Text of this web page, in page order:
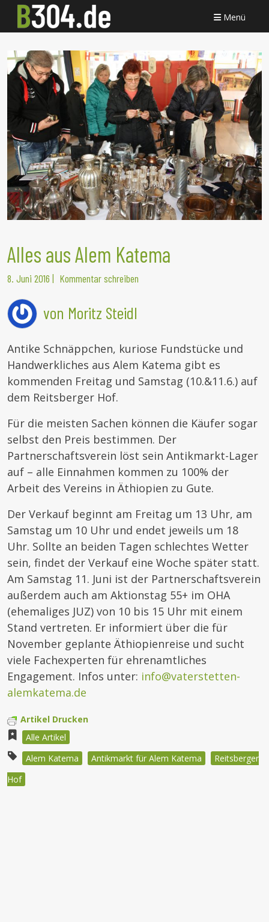
Menü
Alles aus Alem Katema
8. Juni 2016 | Kommentar schreiben
von Moritz Steidl
Antike Schnäppchen, kuriose Fundstücke und
Handwerkliches aus Alem Katema gibt es
kommenden Freitag und Samstag (10.&11.6.) auf
dem Reitsberger Hof.
Für die meisten Sachen können die Käufer sogar
selbst den Preis bestimmen. Der
Partnerschaftsverein löst sein Antikmarkt-Lager
auf – alle Einnahmen kommen zu 100% der
Arbeit des Vereins in Äthiopien zu Gute.
Der Verkauf beginnt am Freitag um 13 Uhr, am
Samstag um 10 Uhr und endet jeweils um 18
Uhr. Sollte an beiden Tagen schlechtes Wetter
sein, findet der Verkauf eine Woche später statt.
Am Samstag 11. Juni ist der Partnerschaftsverein
außerdem auch am Aktionstag 55+ im OHA
(ehemaliges JUZ) von 10 bis 15 Uhr mit einem
Stand vertreten. Er informiert über die für
November geplante Äthiopienreise und sucht
viele Fachexperten für ehrenamtliches
Engagement. Infos unter: info@vaterstetten-
alemkatema.de
Artikel Drucken
Alle Artikel
Alem Katema
Antikmarkt für Alem Katema
Reitsberger
Hof